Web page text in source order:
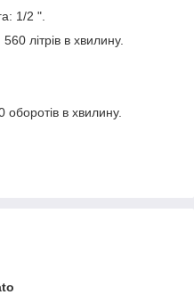
1/2 ".
літрів в хвилину.
в хвилину.